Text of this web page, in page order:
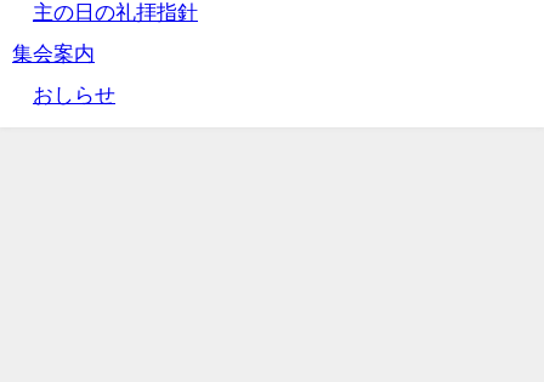
主の日の礼拝指針
集会案内
おしらせ